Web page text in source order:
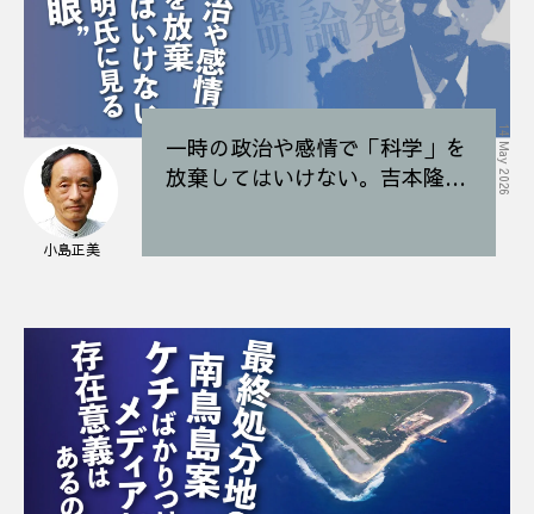
小島正美
一時の政治や感情で「科学」を
放棄してはいけない。吉本隆明
14 May 2026